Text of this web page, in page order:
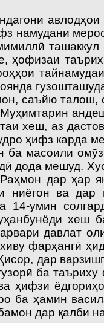
авлодҳои
намудани
саъйю талош,
хеш, аз
ҳифз карда
масоили
дода мешуд.
дар ҳар
ниёгон ва
умин
хеш
давлат
фарҳангӣ
дар
ба
ҳифзи
ба ҳамин
дар қалби